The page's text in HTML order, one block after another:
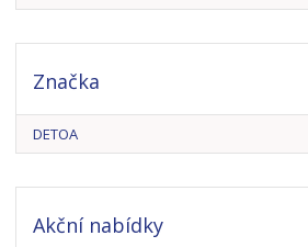
Značka
DETOA
Akční nabídky